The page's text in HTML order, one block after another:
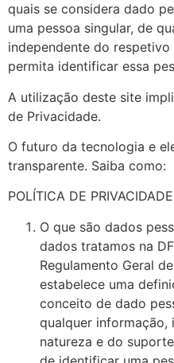
quais se considera dado
uma pessoa singular, de
independente do
permita identificar essa
A utilização deste site
de Privacidade.
O futuro da tecnologia e
transparente. Saiba como:
POLÍTICA DE PRIVACIDADE
O que são dados
dados tratamos na
Regulamento Geral
estabelece uma
conceito de dado
qualquer informação,
natureza e do